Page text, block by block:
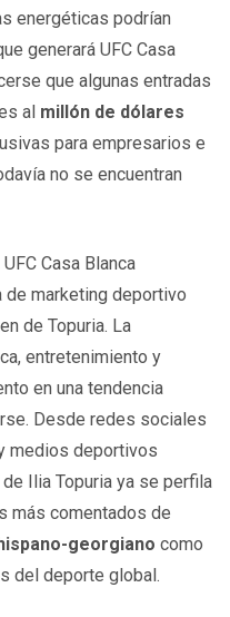
energéticas podrían
generará UFC Casa
que algunas entradas
al millón de dólares
para empresarios e
no se encuentran
Casa Blanca
de marketing deportivo
de Topuria. La
entretenimiento y
en una tendencia
Desde redes sociales
medios deportivos
Ilia Topuria ya se perfila
más comentados de
hispano-georgiano como
del deporte global.